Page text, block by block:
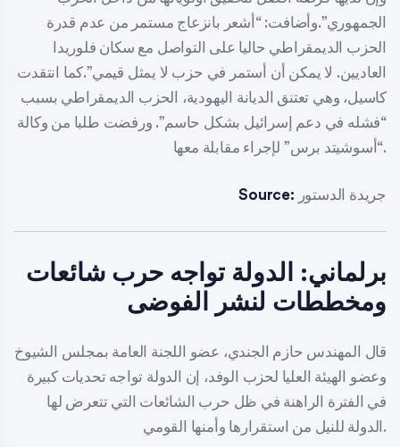
الجمهوري”.وأضافت: “أشعر بانزعاج مستمر من عدم قدرة
الحزب الديمقراطي حاليا على التواصل مع سكان فلوريدا
العاديين. لا يمكن أن أستمر في حزب لا يمثل قيمي”.كما انتقدت
كاسيل، وهي تعتنق الديانة اليهودية، الحزب الديمقراطي بسبب
“فشله في دعم إسرائيل بشكل حاسم”. ورفضت طلبا من وكالة
“أسوشيتد برس” لإجراء مقابلة معها.
Source: جريدة الدستور
برلماني: الدولة تواجه حرب شائعات
ومخططات لنشر الفوضى
قال المهندس حازم الجندي، عضو اللجنة العامة بمجلس الشيوخ
وعضو الهيئة العليا لحزب الوفد، إن الدولة تواجه تحديات كبيرة
في الفترة الراهنة في ظل حرب الشائعات التي تتعرض لها
الدولة للنيل من استقرارها وأمنها القومي.